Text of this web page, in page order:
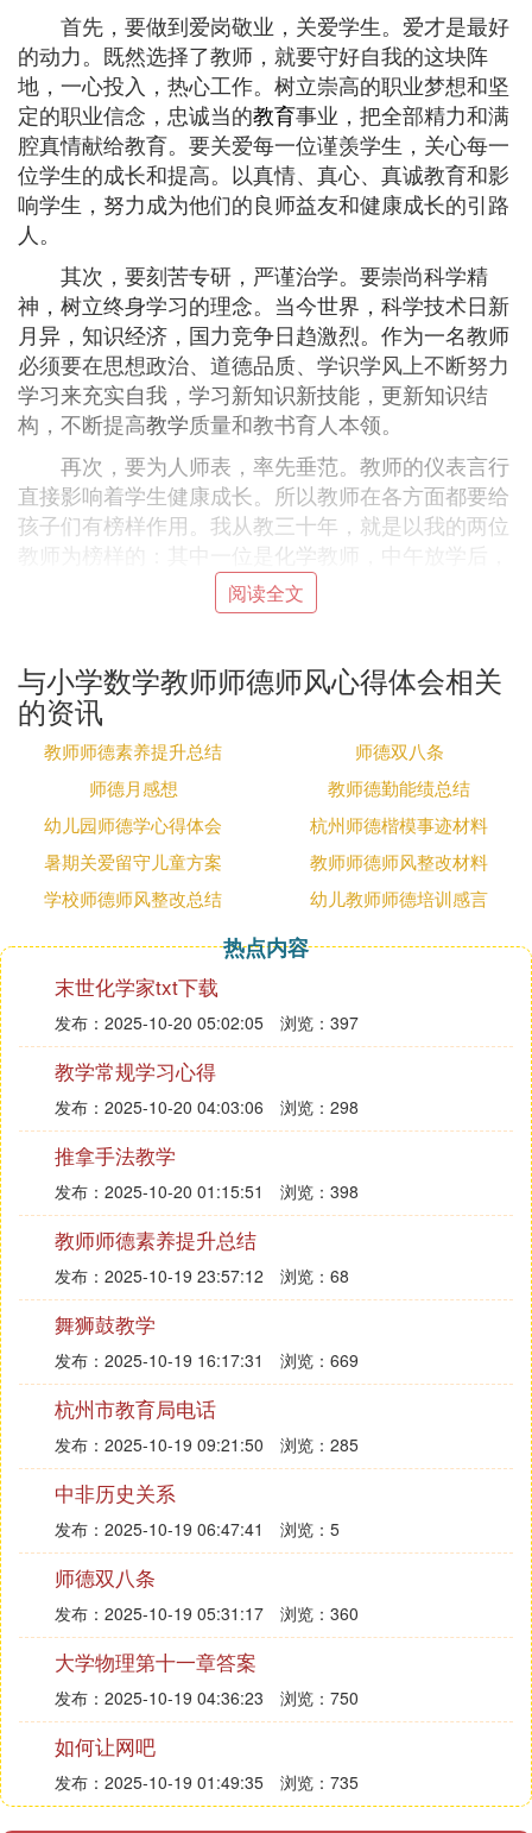
首先，要做到爱岗敬业，关爱学生。爱才是最好
的动力。既然选择了教师，就要守好自我的这块阵
地，一心投入，热心工作。树立崇高的职业梦想和坚
定的职业信念，忠诚当的教育事业，把全部精力和满
腔真情献给教育。要关爱每一位谨羡学生，关心每一
位学生的成长和提高。以真情、真心、真诚教育和影
响学生，努力成为他们的良师益友和健康成长的引路
人。
其次，要刻苦专研，严谨治学。要崇尚科学精
神，树立终身学习的理念。当今世界，科学技术日新
月异，知识经济，国力竞争日趋激烈。作为一名教师
必须要在思想政治、道德品质、学识学风上不断努力
学习来充实自我，学习新知识新技能，更新知识结
构，不断提高教学质量和教书育人本领。
再次，要为人师表，率先垂范。教师的仪表言行
直接影响着学生健康成长。所以教师在各方面都要给
孩子们有榜样作用。我从教三十年，就是以我的两位
教师为榜样的：其中一位是 化学
教师，中午放学后，
教师将火生着（当时教师使用木材做饭）铁锅里面已
经在熟油，一位学生去问毁晌神题，教师就给讲了几
也灭了，教师还是洗了锅，重新生火从头再来。另一
位教师在六月份，家里的麦子开始割了，他白天割麦
子背麦子（当时的条件差，一边割麦子，还要将所割
麦子一捆一捆的全部背回来），晚上给我们无偿辅导
到深夜。他们虽然不是人人尽知的伟人，但他们
的言行事迹是我的榜样，是我心里的伟人。是他们给
了我无形的力量，初中毕业报考了师范，毕业后回到
了母校，从教这么多年。
业自觉性和工作主动性，做学生爱戴，家长满意的教
师。教师和社会上其他行业的师傅不一样之处，就是
无私地教育奉献给每一位学生。仅有这样才能为实现
中华民族伟大的中国梦而培养更多更优秀的人才。
师德师风学习心得体会2
通过这几天的培训学习，使我进一步认识到作为
教师在新时期的素质要求，下面简单谈谈几点体会：
一、敬岗爱业，要热爱教育事业，要对教学工作
有鞠躬尽瘁的决心，既然我们选择了教育事业，就要
对自我的选择无怨无悔，不计名利，用心进取，开拓
创新，无私奉献，力求干好自我的本职工作，尽职尽
责地完成每一项教学工作，不求最好，但求更好，不
断的挑战自我，超越自我。
二、加强政治学习，不断提高政治素养，我系统
地学习《义务教育法》、《中华人民共和国教师
法》、《教师资格条例》等法律法规文件，按照《中
小学教师职业道德规范》严格要求自我，奉公守法，
恪尽职守，遵守社会公德，忠诚人民的教育事业，为
人师表。
三、爱心纤亏是师德素养的重要表现，崇高的师
爱表现对学生一视同仁，绝不能厚此薄彼，按成绩区
别对待，要做到三心俱到，即爱心、耐心、细心，无
论在生活上还是学习上，时时刻刻关爱学生，个性对
那些学习特困生，更是要个性的爱给个性的你，切忌
易怒易暴，言行过激，对学生要有耐心，对学生细微
之处的好的改变也要善于发现，并且多加鼓励，培养
学生健康的人格，树立学生学习的自信心，注重培养
他们的学习兴趣。
阅读全文
与小学数学教师师德师风心得体会相关
的资讯
教师师德素养提升总结
师德双八条
师德月感想
教师德勤能绩总结
幼儿园师德学心得体会
杭州师德楷模事迹材料
暑期关爱留守儿童方案
教师师德师风整改材料
学校师德师风整改总结
幼儿教师师德培训感言
热点内容
末世化学家txt下载
发布：2025-10-20 05:02:05 浏览：397
教学常规学习心得
发布：2025-10-20 04:03:06 浏览：298
推拿手法教学
发布：2025-10-20 01:15:51 浏览：398
教师师德素养提升总结
发布：2025-10-19 23:57:12 浏览：68
舞狮鼓教学
发布：2025-10-19 16:17:31 浏览：669
杭州市教育局电话
发布：2025-10-19 09:21:50 浏览：285
中非历史关系
发布：2025-10-19 06:47:41 浏览：5
师德双八条
发布：2025-10-19 05:31:17 浏览：360
大学物理第十一章答案
发布：2025-10-19 04:36:23 浏览：750
如何让网吧
发布：2025-10-19 01:49:35 浏览：735